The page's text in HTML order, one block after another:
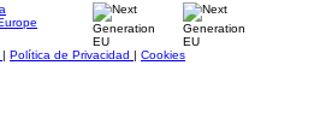
| Política de Privacidad | Cookies